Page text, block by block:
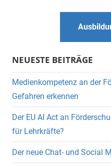
NEUESTE BEITRÄGE
Medienkompetenz an der
Gefahren erkennen
Der EU AI Act an
für Lehrkräfte?
Der neue Chat- und Social